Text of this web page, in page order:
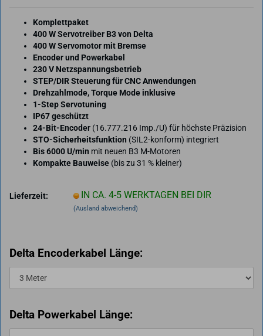
Komplettpaket
400 W Servotreiber B3 von Delta
400 W Servomotor mit Bremse
Encoder und Powerkabel
230 V Netzspannungsbetrieb
STEP/DIR Steuerung für CNC Anwendungen
Drehzahlmode, Torque Mode inklusive
1-Step Servotuning
IP67 geschützt
24-Bit-Encoder (16.777.216 Imp./U) für höchste Präzision
STO-Sicherheitsfunktion (SIL2-konform) integriert
Bis 6000 U/min mit neuen B3 M-Motoren
Kompakte Bauweise (bis zu 31 % kleiner)
Lieferzeit: IN CA. 4-5 WERKTAGEN BEI DIR
(Ausland abweichend)
Delta Encoderkabel Länge:
Delta Powerkabel Länge: